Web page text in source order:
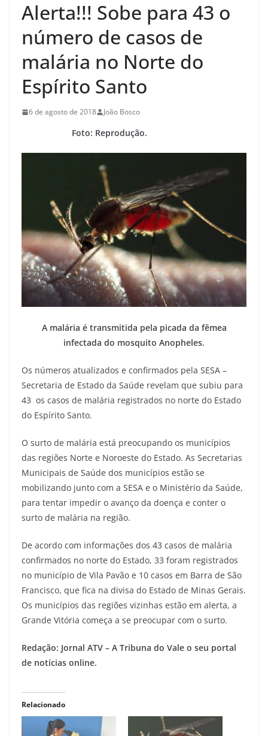
Alerta!!! Sobe para 43 o
número de casos de
malária no Norte do
Espírito Santo
6 de agosto de 2018 João Bosco
Foto: Reprodução.
A malária é transmitida pela picada da fêmea
infectada do mosquito Anopheles.
Os números atualizados e confirmados pela SESA –
Secretaria de Estado da Saúde revelam que subiu para
43 os casos de malária registrados no norte do Estado
do Espírito Santo.
O surto de malária está preocupando os municípios
das regiões Norte e Noroeste do Estado. As Secretarias
Municipais de Saúde dos municípios estão se
mobilizando junto com a SESA e o Ministério da Saúde,
para tentar impedir o avanço da doença e conter o
surto de malária na região.
De acordo com informações dos 43 casos de malária
confirmados no norte do Estado, 33 foram registrados
no município de Vila Pavão e 10 casos em Barra de São
Francisco, que fica na divisa do Estado de Minas Gerais.
Os municípios das regiões vizinhas estão em alerta, a
Grande Vitória começa a se preocupar com o surto.
Redação: Jornal ATV – A Tribuna do Vale o seu portal
de notícias online.
Relacionado